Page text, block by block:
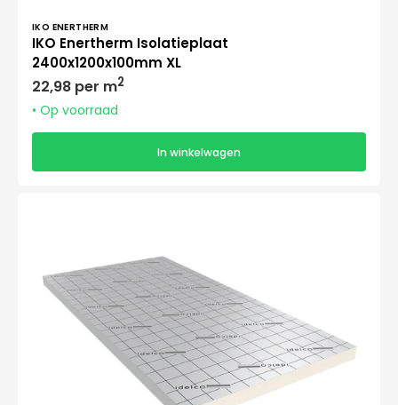
IKO ENERTHERM
IKO Enertherm Isolatieplaat
2400x1200x100mm XL
Normale
prijs
22,98 per m2
• Op voorraad
In winkelwagen
2400x1200x100mm